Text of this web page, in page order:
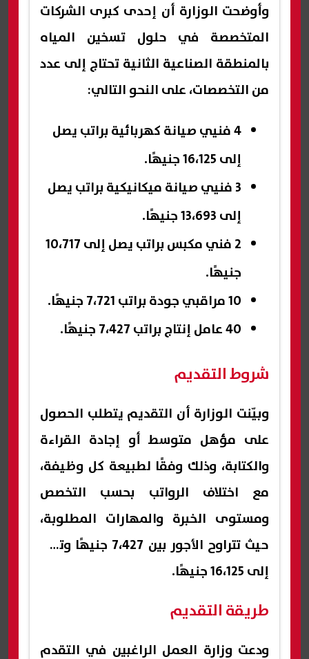
وأوضحت الوزارة أن إحدى كبرى الشركات
المتخصصة في حلول تسخين المياه
بالمنطقة الصناعية الثانية تحتاج إلى عدد
من التخصصات، على النحو التالي:
4 فنيي صيانة كهربائية براتب يصل
إلى 16،125 جنيهًا.
3 فنيي صيانة ميكانيكية براتب يصل
إلى 13،693 جنيهًا.
2 فني مكبس براتب يصل إلى 10،717
جنيهًا.
10 مراقبي جودة براتب 7،721 جنيهًا.
40 عامل إنتاج براتب 7،427 جنيهًا.
شروط التقديم
وبيّنت الوزارة أن التقديم يتطلب الحصول
على مؤهل متوسط أو إجادة القراءة
والكتابة، وذلك وفقًا لطبيعة كل وظيفة،
مع اختلاف الرواتب بحسب التخصص
ومستوى الخبرة والمهارات المطلوبة،
حيث تتراوح الأجور بين 7،427 جنيهًا وتصل
إلى 16،125 جنيهًا.
طريقة التقديم
ودعت وزارة العمل الراغبين في التقدم